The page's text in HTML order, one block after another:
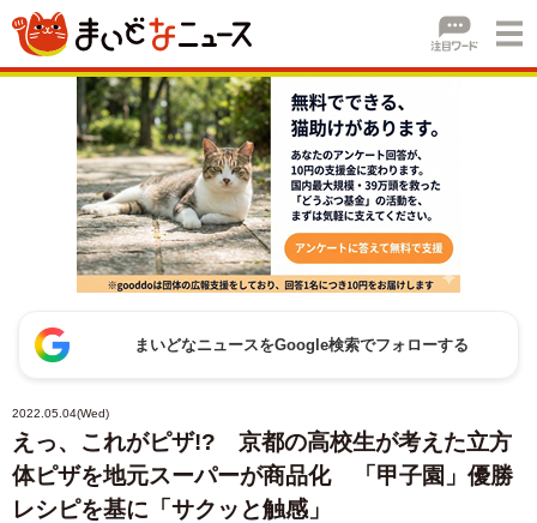
まいどなニュースをGoogle検索でフォローする
2022.05.04(Wed)
えっ、これがピザ!? 京都の高校生が考えた立方
体ピザを地元スーパーが商品化 「甲子園」優勝
レシピを基に「サクッと触感」